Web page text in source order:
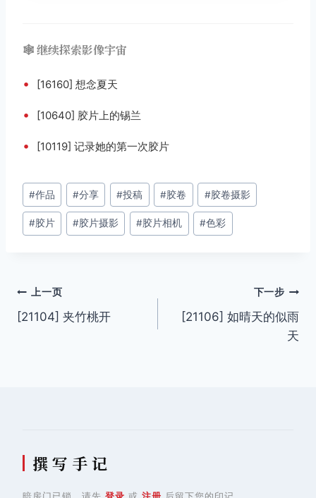
🕸️ 继续探索影像宇宙
• [16160] 想念夏天
• [10640] 胶片上的锡兰
• [10119] 记录她的第一次胶片
文
章
标
#作品 #分享 #投稿 #胶卷 #胶卷摄影
#胶片 #胶片摄影 #胶片相机 #色彩
文
章
上一页
[21104] 夹竹桃开
下一步
[21106] 如晴天的似雨
天
撰 写 手 记